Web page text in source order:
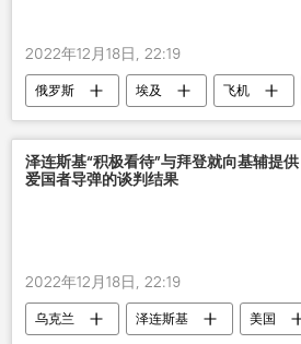
2022年12月18日, 22:19
俄罗斯 埃及 飞机
泽连斯基“积极看待”与拜登就向基辅提供
爱国者导弹的谈判结果
2022年12月18日, 22:19
乌克兰 泽连斯基
美国